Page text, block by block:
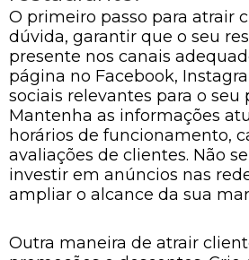
O primeiro passo para atrair
dúvida, garantir que o seu
presente nos canais
página no Facebook,
sociais relevantes para o seu
Mantenha as informações
horários de funcionamento,
avaliações de clientes. Não
investir em anúncios nas
ampliar o alcance da sua
Outra maneira de atrair